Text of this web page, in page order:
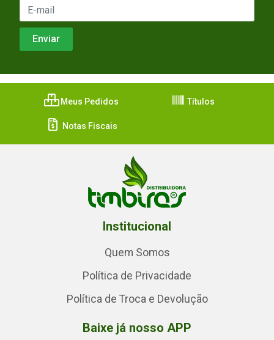
Meus Pedidos Títulos
Notas Fiscais
Institucional
Quem Somos
Política de Privacidade
Política de Troca e Devolução
Baixe já nosso APP